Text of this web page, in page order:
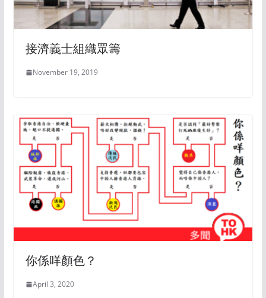
接濟義士組織眾籌
November 19, 2019
你係咩顏色？
April 3, 2020